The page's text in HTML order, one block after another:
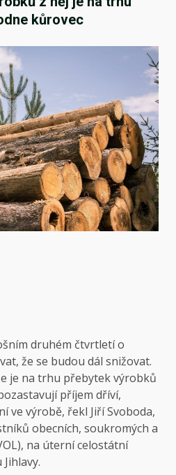
kůrovec
druhém čtvrtletí o
že se budou dál snižovat.
je na trhu přebytek výrobků
příjem dříví,
ve výrobě, řekl Jiří Svoboda,
obecních, soukromých a
na úterní celostátní